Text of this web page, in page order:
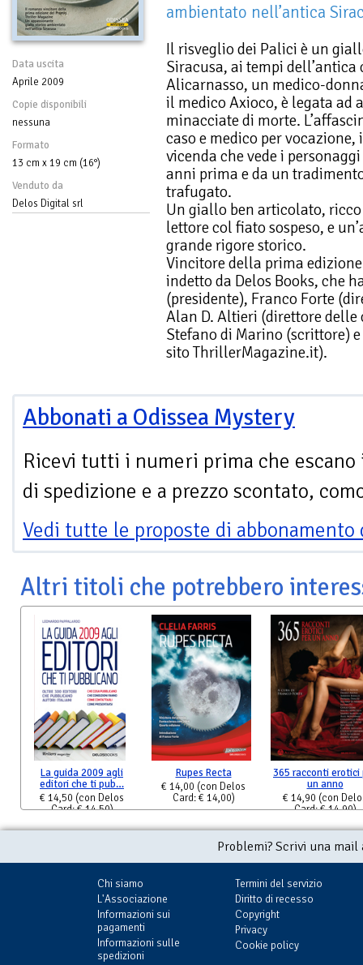
Data uscita
Aprile 2009
Copie disponibili
nessuna
Formato
13 cm x 19 cm (16°)
Venduto da
Delos Digital srl
ambientato nell’antica
Il risveglio dei Palici è un
Siracusa, ai tempi
Alicarnasso, un medico-
il medico Axioco, è legata ad
minacciate di morte.
caso e medico per
vicenda che vede i
anni prima e da un
trafugato.
Un giallo ben articolato,
lettore col fiato sospeso, e
grande rigore storico.
Vincitore della prima
indetto da Delos Books, che
(presidente), Franco Forte
Alan D. Altieri (direttore
Stefano di Marino (scrittore)
sito ThrillerMagazine.it).
Abbonati a Odissea Mystery
Ricevi tutti i numeri prima che escano
di spedizione e a prezzo scontato,
Vedi tutte le proposte di
Altri titoli che potrebbero
La guida 2009 agli
editori che ti pub…
€ 14,50 (con Delos
Card: € 14,50)
Rupes Recta
€ 14,00 (con Delos
Card: € 14,00)
365 racconti erotici
un anno
€ 14,90 (con
Card: € 14,90)
Problemi? Scrivi una
Chi siamo
L'Associazione
Informazioni sui
pagamenti
Informazioni sulle
spedizioni
Termini del servizio
Diritto di recesso
Copyright
Privacy
Cookie policy